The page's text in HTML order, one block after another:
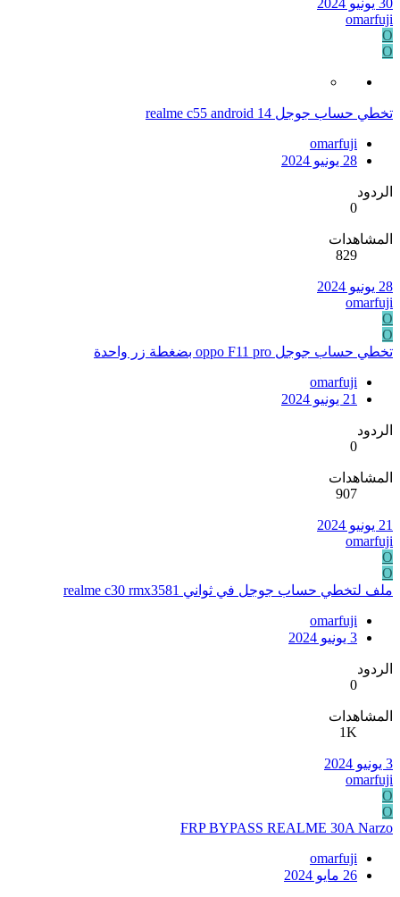
30 يونيو 2024
omarfuji
O
O
تخطي حساب جوجل realme c55 android 14
omarfuji
28 يونيو 2024
الردود
0
المشاهدات
829
28 يونيو 2024
omarfuji
O
O
تخطي حساب جوجل oppo F11 pro بضغطة زر واحدة
omarfuji
21 يونيو 2024
الردود
0
المشاهدات
907
21 يونيو 2024
omarfuji
O
O
ملف لتخطي حساب جوجل في ثواني realme c30 rmx3581
omarfuji
3 يونيو 2024
الردود
0
المشاهدات
1K
3 يونيو 2024
omarfuji
O
O
FRP BYPASS REALME 30A Narzo
omarfuji
26 مايو 2024